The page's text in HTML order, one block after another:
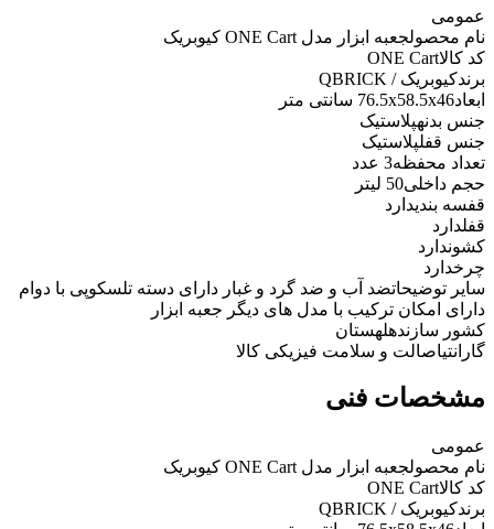
عمومی
نام محصولجعبه ابزار مدل ONE Cart کیوبریک
کد کالاONE Cart
برندکیوبریک / QBRICK
ابعاد76.5x58.5x46 سانتی متر
جنس بدنهپلاستیک
جنس قفلپلاستیک
تعداد محفظه3 عدد
حجم داخلی50 لیتر
قفسه بندیدارد
قفلدارد
کشوندارد
چرخدارد
سایر توضیحاتضد آب و ضد گرد و غبار دارای دسته تلسکوپی با دوام
دارای امکان ترکیب با مدل های دیگر جعبه ابزار
کشور سازندهلهستان
گارانتیاصالت و سلامت فیزیکی کالا
مشخصات فنی
عمومی
نام محصولجعبه ابزار مدل ONE Cart کیوبریک
کد کالاONE Cart
برندکیوبریک / QBRICK